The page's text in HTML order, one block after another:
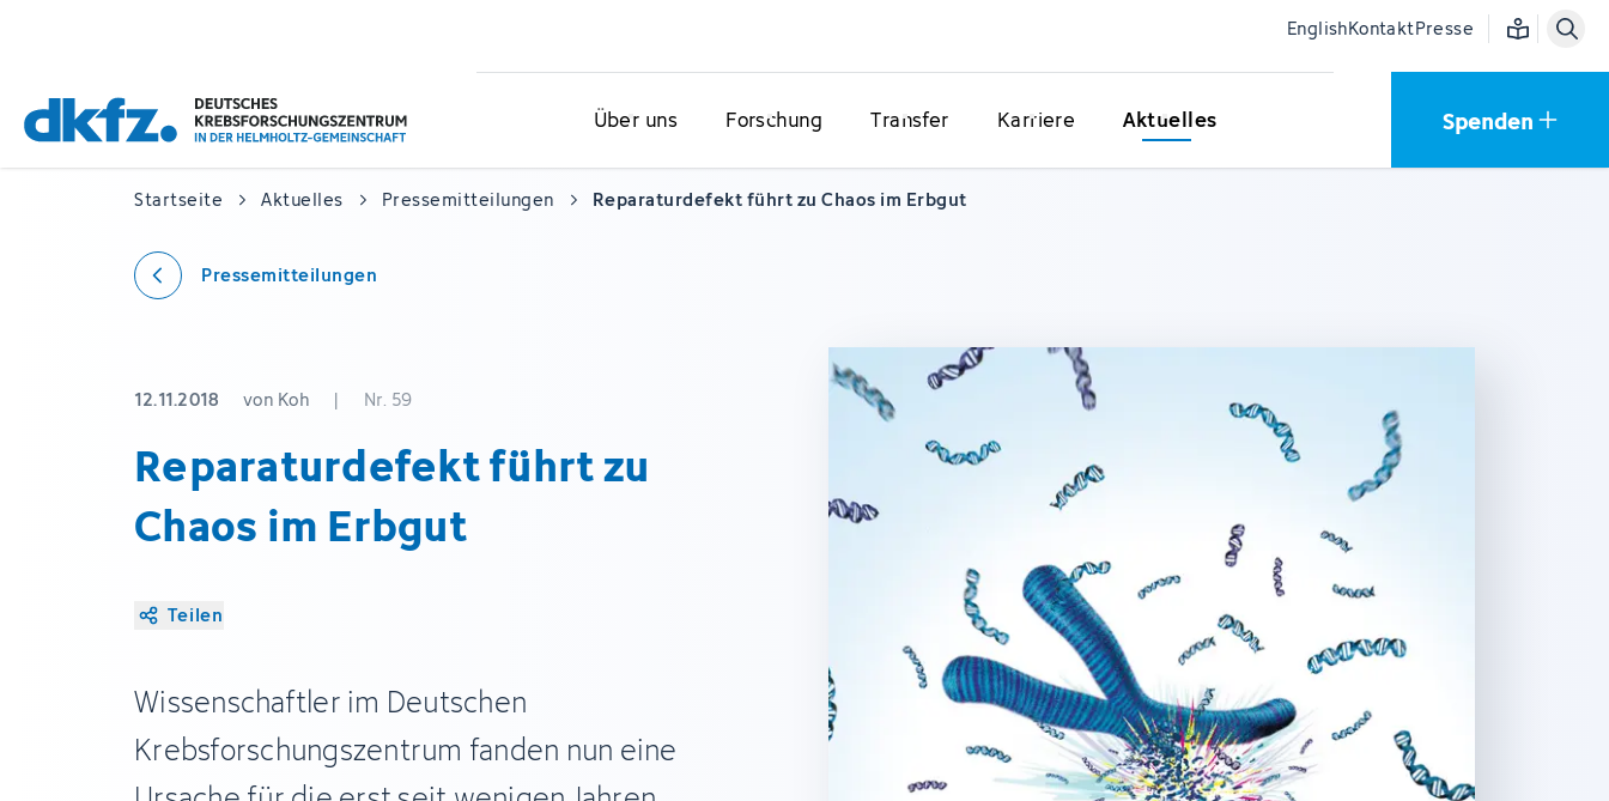
EnglishKontaktPresse Einfache
Über uns Forschung Transfer Karriere Aktuelles Spenden
Startseite Aktuelles Pressemitteilungen Reparaturdefekt führt zu Chaos im Erbgut
Pressemitteilungen
12.11.2018 von Koh | Nr. 59
Reparaturdefekt führt zu
Chaos im Erbgut
Teilen
Wissenschaftler im Deutschen
Krebsforschungszentrum fanden nun eine